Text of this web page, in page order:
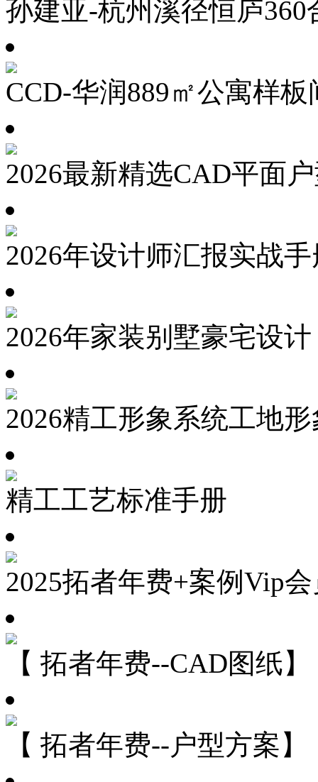
孙建亚-杭州溪径恒庐360
CCD-华润889㎡公寓样板
2026最新精选CAD平面
2026年设计师汇报实战
2026年家装别墅豪宅设计
2026精工形象系统工地
精工工艺标准手册
2025拓者年费+案例Vip
【 拓者年费--CAD图纸】
【 拓者年费--户型方案】